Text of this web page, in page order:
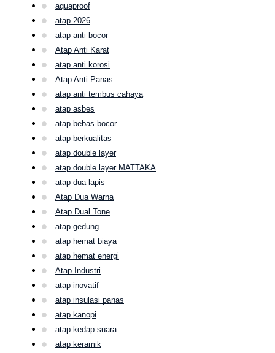
aquaproof
atap 2026
atap anti bocor
Atap Anti Karat
atap anti korosi
Atap Anti Panas
atap anti tembus cahaya
atap asbes
atap bebas bocor
atap berkualitas
atap double layer
atap double layer MATTAKA
atap dua lapis
Atap Dua Warna
Atap Dual Tone
atap gedung
atap hemat biaya
atap hemat energi
Atap Industri
atap inovatif
atap insulasi panas
atap kanopi
atap kedap suara
atap keramik